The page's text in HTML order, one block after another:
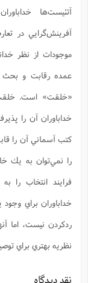
آتئيست‌ها
آفرينش‌گرايي در
موجودات از نظر
عمده رقابت و بحث
«خلقت» است.
خداباوران آن را
كتب آسماني آن را
را نمي‌توان به يك
فرايند انتخاب را
خداباوران براي
ردكردن نيست، اما
نظريه بهتري براي